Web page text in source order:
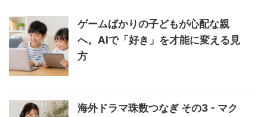
ゲームばかりの子どもが心配な親
へ。AIで「好き」を才能に変える見
方
海外ドラマ珠数つなぎ その3 - マク